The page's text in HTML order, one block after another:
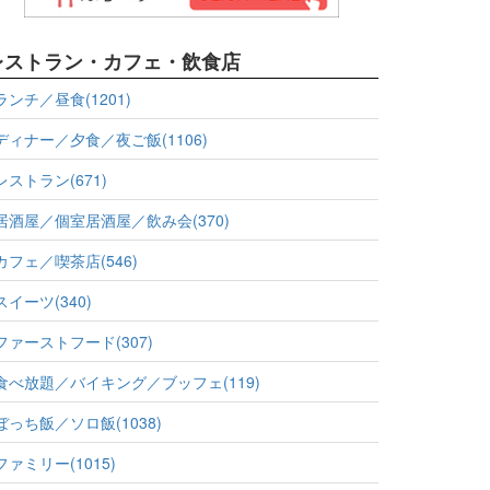
トラン・カフェ・飲食店
ンチ／昼食(1201)
ィナー／夕食／夜ご飯(1106)
ストラン(671)
酒屋／個室居酒屋／飲み会(370)
フェ／喫茶店(546)
イーツ(340)
ァーストフード(307)
べ放題／バイキング／ブッフェ(119)
っち飯／ソロ飯(1038)
ァミリー(1015)